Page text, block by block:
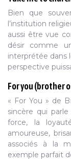
Bien que
l’institution
aussi être vue
désir comme
interprétée dans
perspective
For you (brother
« For You » de
sincère qui
force, la
amoureuse,
associés à la
exemple parfait